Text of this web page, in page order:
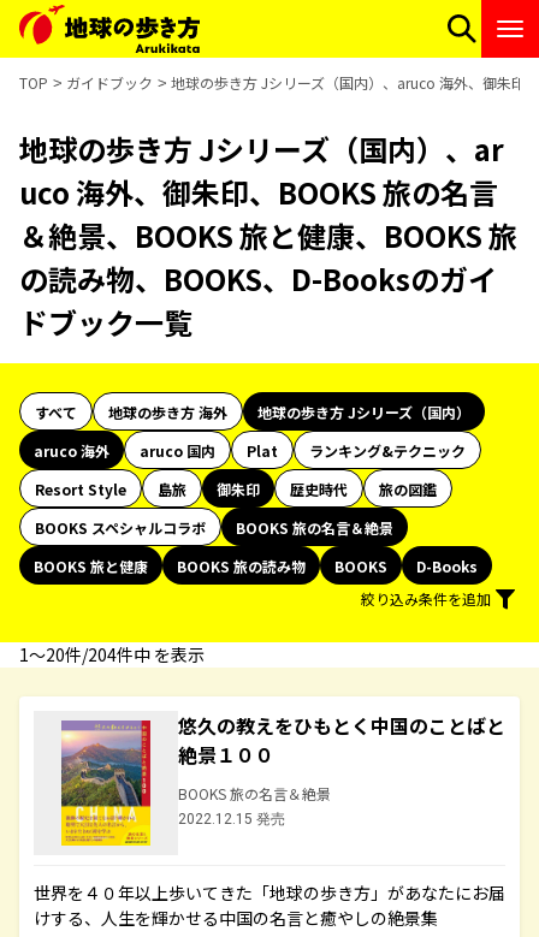
TOP ガイドブック 地球の歩き方 Jシリーズ（国内）、aruco 海外、御朱印
地球の歩き方 Jシリーズ（国内）、ar
uco 海外、御朱印、BOOKS 旅の名言
＆絶景、BOOKS 旅と健康、BOOKS 旅
の読み物、BOOKS、D-Booksのガイ
ドブック一覧
すべて 地球の歩き方 海外
地球の歩き方 Jシリーズ（国内）
aruco 海外
aruco 国内 Plat
ランキング&テクニック
Resort Style
島旅 御朱印 歴史時代
旅の図鑑
BOOKS スペシャルコラボ
BOOKS 旅の名言＆絶景
BOOKS 旅と健康
BOOKS 旅の読み物 BOOKS
D-Books
絞り込み条件を追加
1〜20件/204件中 を表示
悠久の教えをひもとく中国のことばと
絶景１００
BOOKS 旅の名言＆絶景
2022.12.15 発売
世界を４０年以上歩いてきた「地球の歩き方」があなたにお届
けする、人生を輝かせる中国の名言と癒やしの絶景集